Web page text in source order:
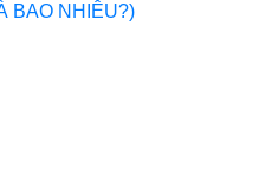
BAO NHIÊU?)